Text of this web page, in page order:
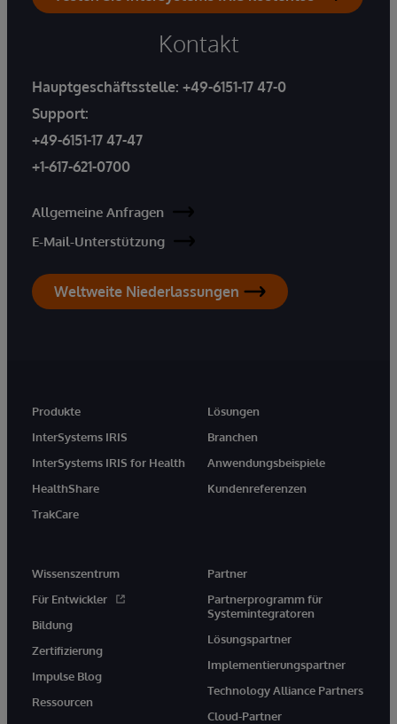
Kontakt
Hauptgeschäftsstelle: +49-6151-17 47-0
Support:
+49-6151-17 47-47
+1-617-621-0700
Allgemeine Anfragen
E-Mail-Unterstützung
Weltweite Niederlassungen
Produkte
InterSystems IRIS
InterSystems IRIS for Health
HealthShare
TrakCare
Lösungen
Branchen
Anwendungsbeispiele
Kundenreferenzen
Wissenszentrum
Für Entwickler
Bildung
Zertifizierung
Impulse Blog
Ressourcen
Partner
Partnerprogramm für
Systemintegratoren
Lösungspartner
Implementierungspartner
Technology Alliance Partners
Cloud-Partner